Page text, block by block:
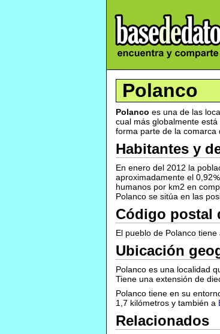
Polanco
Polanco es una de las
cual más globalmente
forma parte de la comarca
Habitantes y
En enero del 2012 la
aproximadamente el 0,92
humanos por km2 en
Polanco se sitúa en las
Código postal
El pueblo de Polanco
Ubicación
Polanco es una localidad
Tiene una extensión de
Polanco tiene en su
1,7 kilómetros y también a
Relacionados